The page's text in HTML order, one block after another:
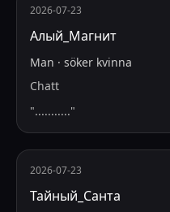
2026-07-23
Алый_Магнит
Man · söker kvinna
Chatt
"..........."
2026-07-23
Тайный_Санта